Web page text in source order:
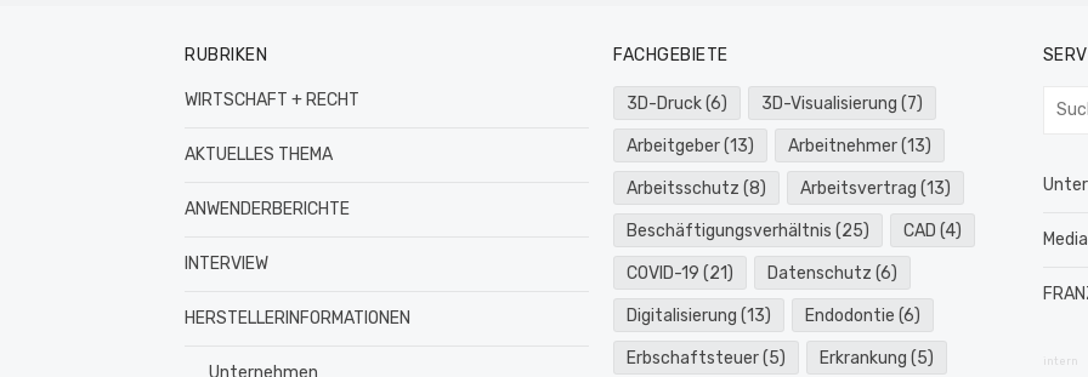
RUBRIKEN
WIRTSCHAFT + RECHT
AKTUELLES THEMA
ANWENDERBERICHTE
INTERVIEW
HERSTELLERINFORMATIONEN
Unternehmen
FACHGEBIETE
3D-Druck(6) 3D-Visualisierung (7)
Arbeitgeber(13) Arbeitnehmer(13)
Arbeitsschutz (8) Arbeitsvertrag (13)
Beschäftigungsverhältnis (25) CAD (4)
COVID-19 (21) Datenschutz (6)
Digitalisierung (13) Endodontie (6)
Erbschaftsteuer(5) Erkrankung (5) intern